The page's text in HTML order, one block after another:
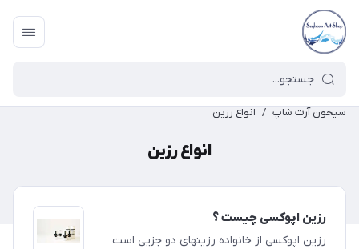
سیحون آرت شاپ / انواع رزین
انواع رزین
رزین اپوکسی چیست ؟
رزین اپوکسی از خانواده رزینهای دو جزیی است